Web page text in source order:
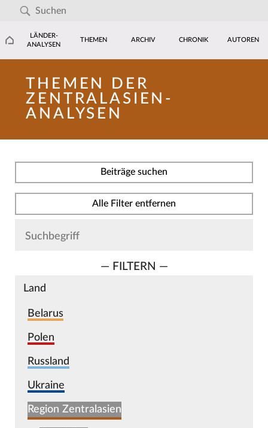
LÄNDER-
ANALYSEN
THEMEN ARCHIV CHRONIK AUTOREN
THEMEN DER
ZENTRALASIEN-
ANALYSEN
Beiträge suchen
Alle Filter entfernen
— FILTERN —
Land
Belarus
Polen
Russland
Ukraine
Region Zentralasien